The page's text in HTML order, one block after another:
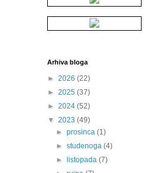
Arhiva bloga
► 2026 (22)
► 2025 (37)
► 2024 (52)
▼ 2023 (49)
►prosinca(1)
►studenoga(4)
►
listopada(7)